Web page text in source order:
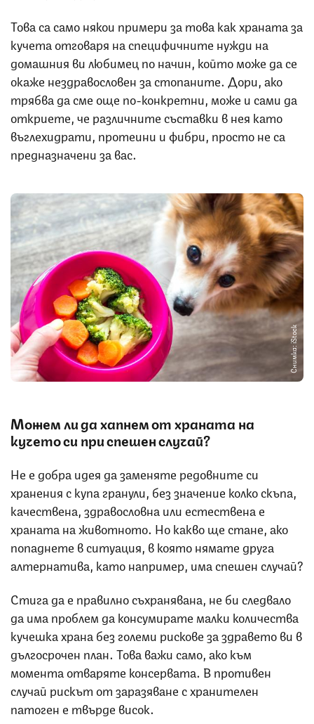
Това са само някои примери за това как храната за
кучета отговаря на специфичните нужди на
домашния ви любимец по начин, който може да се
окаже нездравословен за стопаните. Дори, ако
трябва да сме още по-конкретни, може и сами да
откриете, че различните съставки в нея като
въглехидрати, протеини и фибри, просто не са
предназначени за вас.
Снимка: iStock
Можем ли да хапнем от храната на
кучето си при спешен случай?
Не е добра идея да заменяте редовните си
хранения с купа гранули, без значение колко скъпа,
качествена, здравословна или естествена е
храната на животното. Но какво ще стане, ако
попаднете в ситуация, в която нямате друга
алтернатива, като например, има спешен случай?
Стига да е правилно съхранявана, не би следвало
да има проблем да консумирате малки количества
кучешка храна без големи рискове за здравето ви в
дългосрочен план. Това важи само, ако към
момента отваряте консервата. В противен
случай рискът от заразяване с хранителен
патоген е твърде висок.